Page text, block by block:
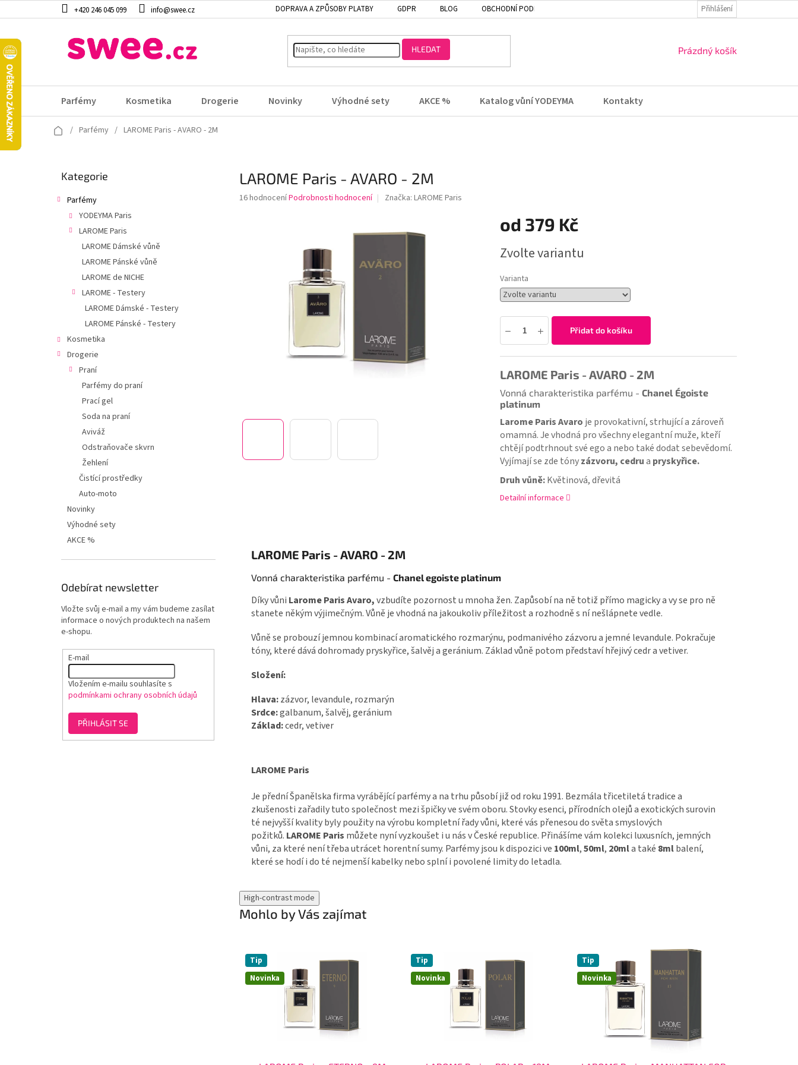
na
+420 246 045 099 info@swee.cz DOPRAVA A ZPŮSOBY PLATBY GDPR BLOG OBCHODNÍ PODMÍNKY Přihlášení
HLEDAT
NÁKUPNÍ
Prázdný košík
Parfémy Kosmetika Drogerie Novinky Výhodné sety AKCE % Katalog vůní YODEYMA Kontakty
Domů
/ Parfémy / LAROME Paris - AVARO - 2M
Přeskočit
Kategorie
Parfémy
YODEYMA Paris
LAROME Paris
LAROME Dámské vůně
LAROME Pánské vůně
LAROME de NICHE
LAROME - Testery
LAROME Dámské - Testery
LAROME Pánské - Testery
Kosmetika
Drogerie
Praní
Parfémy do praní
Prací gel
Soda na praní
Aviváž
Odstraňovače skvrn
Žehlení
Čistící prostředky
Auto-moto
Novinky
Výhodné sety
AKCE %
Odebírat newsletter
Vložte svůj e-mail a my vám budeme zasílat
informace o nových produktech na našem
e-shopu.
E-mail
Vložením e-mailu souhlasíte s
podmínkami ochrany osobních údajů
PŘIHLÁSIT SE
LAROME Paris - AVARO - 2M
Průměrné
16 hodnoceníPodrobnosti hodnocení Značka: LAROME Paris
od 379 Kč
Zvolte variantu
Varianta
Přidat do košíku
LAROME Paris - AVARO - 2M
Vonná charakteristika parfému - Chanel Égoiste
platinum
Larome Paris Avaro je provokativní, strhující a zároveň
omamná. Je vhodná pro všechny elegantní muže, kteří
chtějí podtrhnout své ego a nebo také dodat sebevědomí.
Vyjímají se zde tónyzázvoru, cedrua pryskyřice.
Druh vůně:Květinová, dřevitá
Detailní informace
LAROME Paris - AVARO - 2M
Vonná charakteristika parfému - Chanel egoiste platinum
Díky vůni Larome Paris Avaro,vzbudíte pozornost u mnoha žen. Zapůsobí na ně totiž přímo magicky a vy se pro ně
stanete někým výjimečným. Vůně je vhodná na jakoukoliv příležitost a rozhodně s ní nešlápnete vedle.
Vůně se probouzí jemnou kombinací aromatického rozmarýnu, podmanivého zázvoru a jemné levandule. Pokračuje
tóny, které dává dohromady pryskyřice, šalvěj a geránium. Základ vůně potom představí hřejivý cedr a vetiver.
Složení:
Hlava:zázvor, levandule, rozmarýn
Srdce:galbanum, šalvěj, geránium
Základ:cedr, vetiver
LAROME Paris
Je přední Španělska firma vyrábějící parfémy a na trhu působí již od roku 1991. Bezmála třicetiletá tradice a
zkušenosti zařadily tuto společnost mezi špičky ve svém oboru. Stovky esenci, přírodních olejů a exotických surovin
té nejvyšší kvality byly použity na výrobu kompletní řady vůni, které vás přenesou do světa smyslových
požitků. LAROME Paris můžete nyní vyzkoušet i u nás v České republice. Přinášíme vám kolekci luxusních, jemných
vůni, za které není třeba utrácet horentní sumy. Parfémy jsou k dispozici ve 100ml,50ml, 20mla také 8mlbalení,
které se hodí i do té nejmenší kabelky nebo splní i povolené limity do letadla.
High-contrast mode
Mohlo by Vás zajímat
Novinka
Tip
Novinka
Tip
Novinka
Tip